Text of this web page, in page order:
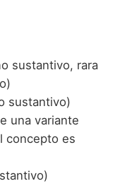
sustantivo, rara
sustantivo)
una variante
concepto es